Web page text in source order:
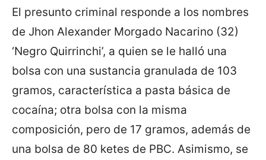
El presunto criminal responde a los nombres
de Jhon Alexander Morgado Nacarino (32)
‘Negro Quirrinchi’, a quien se le halló una
bolsa con una sustancia granulada de 103
gramos, característica a pasta básica de
cocaína; otra bolsa con la misma
composición, pero de 17 gramos, además de
una bolsa de 80 ketes de PBC. Asimismo, se